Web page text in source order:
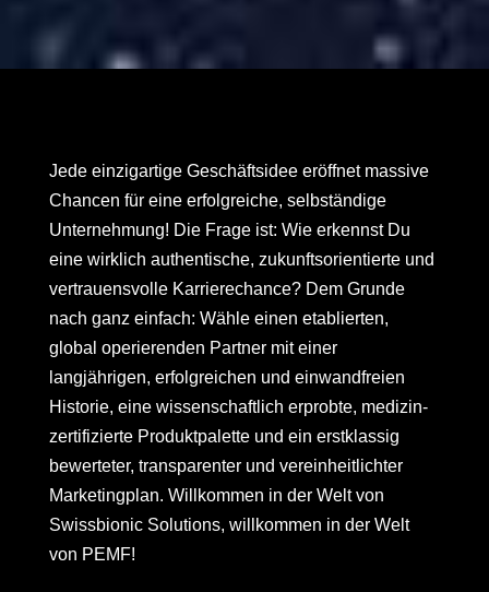
Jede einzigartige Geschäftsidee eröffnet massive
Chancen für eine erfolgreiche, selbständige
Unternehmung! Die Frage ist: Wie erkennst Du
eine wirklich authentische, zukunftsorientierte und
vertrauensvolle Karrierechance? Dem Grunde
nach ganz einfach: Wähle einen etablierten,
global operierenden Partner mit einer
langjährigen, erfolgreichen und einwandfreien
Historie, eine wissenschaftlich erprobte, medizin-
zertifizierte Produktpalette und ein erstklassig
bewerteter, transparenter und vereinheitlichter
Marketingplan. Willkommen in der Welt von
Swissbionic Solutions, willkommen in der Welt
von PEMF!